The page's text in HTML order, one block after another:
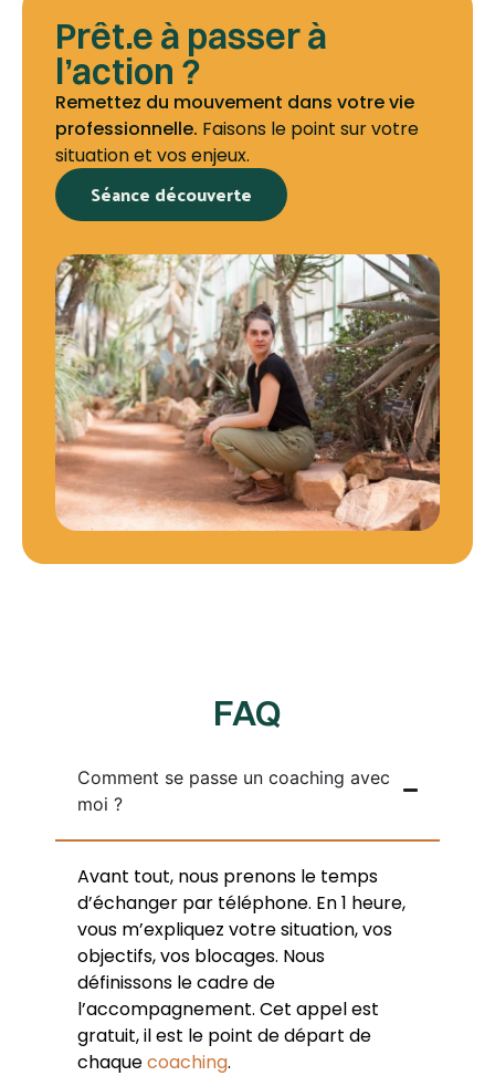
Prêt.e à passer à
l’action ?
Remettez du mouvement dans votre vie
professionnelle. Faisons le point sur votre
situation et vos enjeux.
Séance découverte
FAQ
Comment se passe un coaching avec
moi ?
Avant tout, nous prenons le temps
d’échanger par téléphone. En 1 heure,
vous m’expliquez votre situation, vos
objectifs, vos blocages. Nous
définissons le cadre de
l’accompagnement. Cet appel est
gratuit, il est le point de départ de
chaquecoaching.